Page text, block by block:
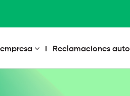
Reclamaciones auto